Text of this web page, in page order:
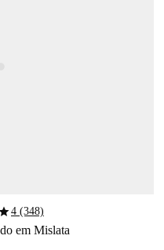
4 (348)
em Mislata